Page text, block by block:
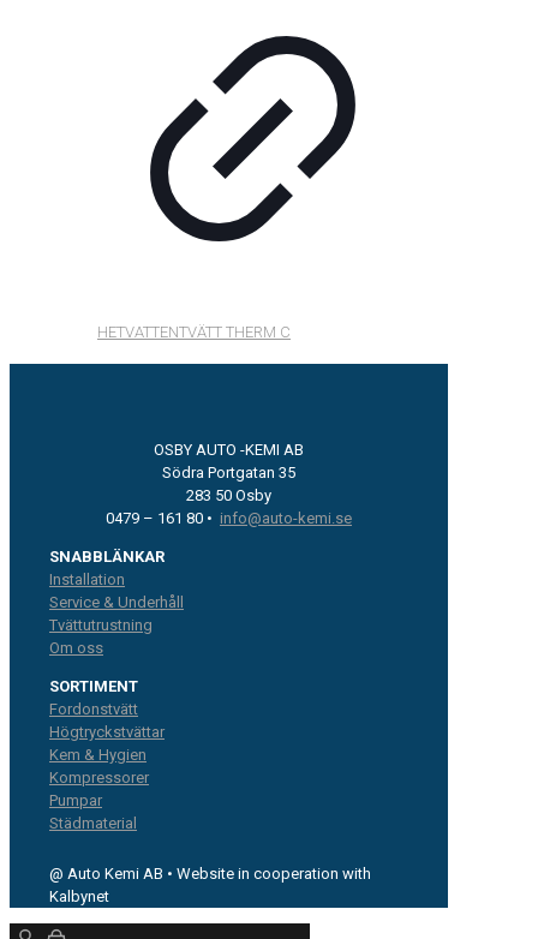
HETVATTENTVÄTT THERM C
OSBY AUTO -KEMI AB
Södra Portgatan 35
283 50 Osby
0479 – 161 80 • info@auto-kemi.se
SNABBLÄNKAR
Installation
Service & Underhåll
Tvättutrustning
Om oss
SORTIMENT
Fordonstvätt
Högtryckstvättar
Kem & Hygien
Kompressorer
Pumpar
Städmaterial
@ Auto Kemi AB • Website in cooperation with
Kalbynet